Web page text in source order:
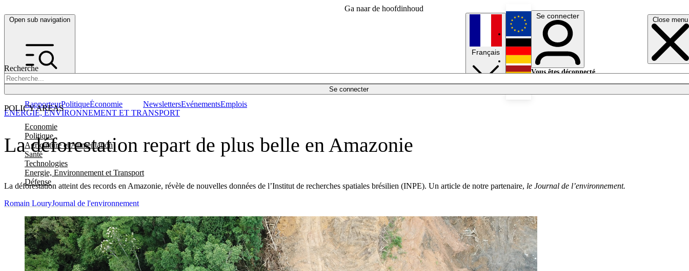
Ga naar de hoofdinhoud
Open sub navigation Close menu
Recherche
Se connecter
POLICY AREAS
Economie
Politique
Agriculture et Alimentation
Santé
Technologies
Energie, Environnement et Transport
Défense
RapporteurPolitiqueÉconomie NewslettersEvénementsEmplois
Français
English
Deutsch
Se connecter
Vous êtes déconnecté.
La déforestation repart de plus belle en Amazonie
La déforestation atteint des records en Amazonie, révèle de nouvelles données de l’Institut de recherches spatiales brésilien (INPE). Un article de notre partenaire, le Journal de l’environnement.
ENERGIE, ENVIRONNEMENT ET TRANSPORT
Romain LouryJournal de l'environnement